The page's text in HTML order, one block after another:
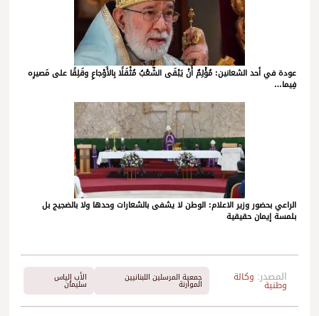
عودة في أحد الشعانين: مُؤْلِمٌ أَنْ يَبْقَى الشَّعْبُ مُثْقَلًا بِالأَوْجاعِ وقَلِقًا على مَصيرِه
فِيما…
الراعي بحضور وزير الاعلام: الوطن لا يشفى بالشعارات وحدها ولا بالضجيج بل
بلمسة إيمان حقيقية
المصدر: وكالة
وطنية
جمعية المرسلين اللبنانيين
الموارنة
الأب إلياس
سليمان